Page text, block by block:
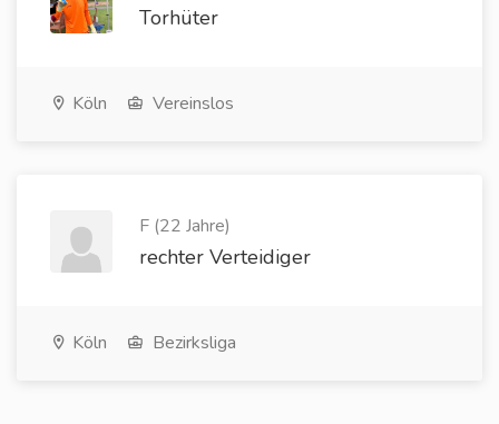
Torhüter
Köln Vereinslos
F (22 Jahre)
rechter Verteidiger
Köln Bezirksliga